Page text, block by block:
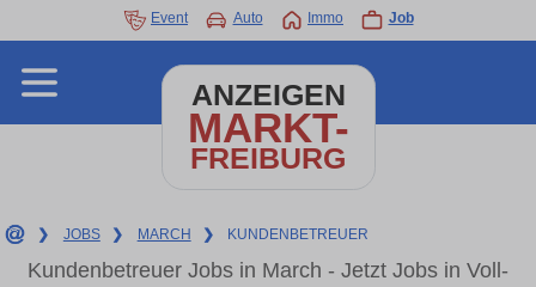
Event Auto Immo Job
ANZEIGEN
MARKT-
FREIBURG
❯ JOBS ❯ MARCH ❯ KUNDENBETREUER
Kundenbetreuer Jobs in March - Jetzt Jobs in Voll-